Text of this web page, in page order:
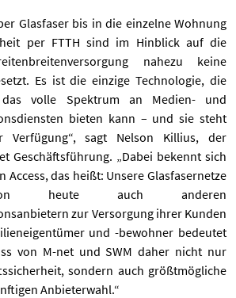
Glasfaser bis in die einzelne Wohnung
per FTTH sind im Hinblick auf die
nahezu keine
Es ist die einzige Technologie, die
volle Spektrum an Medien- und
bieten kann – und sie steht
Verfügung“, sagt Nelson Killius, der
Geschäftsführung. „Dabei bekennt sich
Access, das heißt: Unsere Glasfasernetze
heute auch anderen
zur Versorgung ihrer Kunden
und -bewohner bedeutet
von M-net und SWM daher nicht nur
sondern auch größtmögliche
Anbieterwahl.“